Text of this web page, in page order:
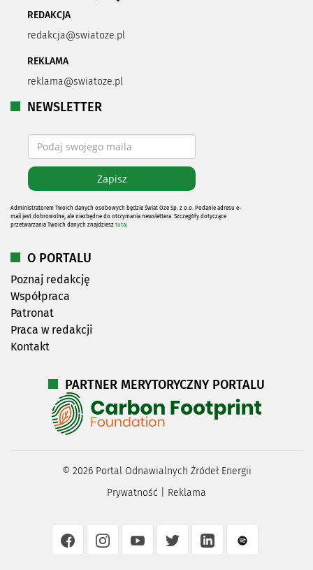
REDAKCJA
redakcja@swiatoze.pl
REKLAMA
reklama@swiatoze.pl
NEWSLETTER
Administratorem Twoich danych osobowych będzie Świat Oze Sp. z o.o. Podanie adresu e-
mail jest dobrowolne, ale niezbędne do otrzymania newslettera. Szczegóły dotyczące
przetwarzania Twoich danych znajdziesz tutaj
O PORTALU
Poznaj redakcję
Współpraca
Patronat
Praca w redakcji
Kontakt
PARTNER MERYTORYCZNY PORTALU
© 2026Portal Odnawialnych Źródeł Energii
Prywatność
Reklama